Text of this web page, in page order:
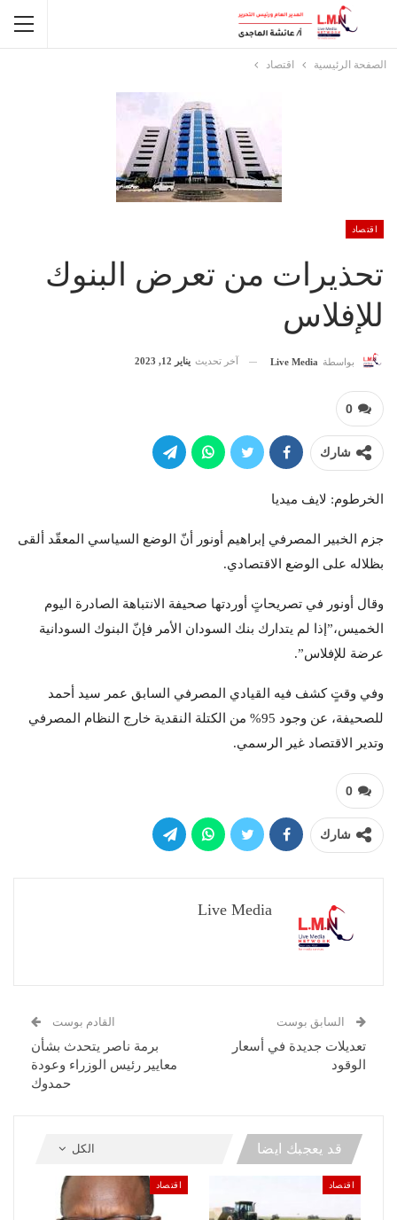
الصفحة الرئيسية اقتصاد
اقتصاد
تحذيرات من تعرض البنوك
للإفلاس
بواسطة Live Media آخر تحديث يناير 12, 2023
0
شارك
الخرطوم: لايف ميديا
جزم الخبير المصرفي إبراهيم أونور أنّ الوضع السياسي المعقّد ألقى
بظلاله على الوضع الاقتصادي.
وقال أونور في تصريحاتٍ أوردتها صحيفة الانتباهة الصادرة اليوم
الخميس،”إذا لم يتدارك بنك السودان الأمر فإنّ البنوك السودانية
عرضة للإفلاس”.
وفي وقتٍ كشف فيه القيادي المصرفي السابق عمر سيد أحمد
للصحيفة، عن وجود 95% من الكتلة النقدية خارج النظام المصرفي
وتدير الاقتصاد غير الرسمي.
0
شارك
Live Media
السابق بوست
تعديلات جديدة في أسعار
الوقود
القادم بوست
برمة ناصر يتحدث بشأن
معايير رئيس الوزراء وعودة
حمدوك
الكل قد يعجبك ايضا
اقتصاد اقتصاد